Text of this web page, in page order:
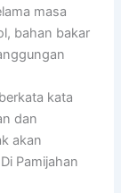
masa
bahan bakar
kata
dan
akan
Pamijahan